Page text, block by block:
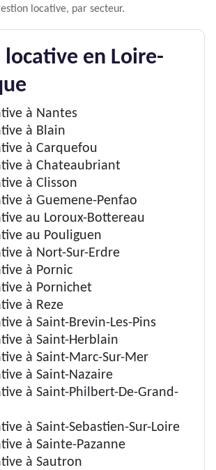
locative, par secteur.
locative en Loire-
à Nantes
à Blain
à Carquefou
à Chateaubriant
à Clisson
à Guemene-Penfao
au Loroux-Bottereau
au Pouliguen
à Nort-Sur-Erdre
à Pornic
à Pornichet
à Reze
à Saint-Brevin-Les-Pins
à Saint-Herblain
à Saint-Marc-Sur-Mer
à Saint-Nazaire
à Saint-Philbert-De-Grand-
à Saint-Sebastien-Sur-Loire
à Sainte-Pazanne
à Sautron